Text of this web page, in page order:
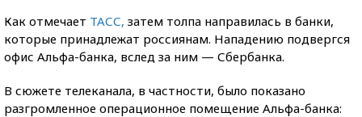
Как отмечает ТАСС, затем толпа направилась в банки,
которые принадлежат россиянам. Нападению подвергся
офис Альфа-банка, вслед за ним — Сбербанка.
В сюжете телеканала, в частности, было показано
разгромленное операционное помещение Альфа-банка: